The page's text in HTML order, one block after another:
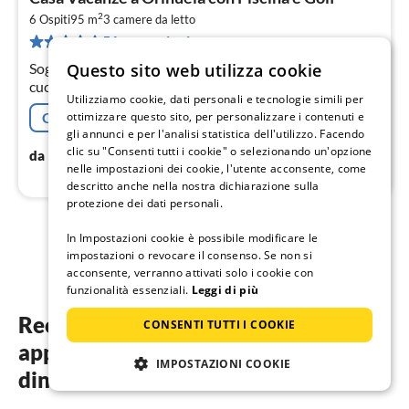
6 Ospiti95 m23 camere da letto
51 recensioni
Soggiorno(tavolo da pranzo), Angolo cottura(mobile
cucina(4 fuochi, ceramica), caffettiera, forno,
lavastoviglie, frigo con congelatore, lavatrice)
Cancellazione gratuita
da 56 € / notte
per
1 2
Recensioni degli ospiti dei nostri
appartamenti vacanza a Torrevieja e
dintorni
Questo sito web utilizza cookie
Utilizziamo cookie, dati personali e tecnologie simili per
ottimizzare questo sito, per personalizzare i contenuti e
gli annunci e per l'analisi statistica dell'utilizzo. Facendo
clic su "Consenti tutti i cookie" o selezionando un'opzione
nelle impostazioni dei cookie, l'utente acconsente, come
descritto anche nella nostra dichiarazione sulla
protezione dei dati personali.
In Impostazioni cookie è possibile modificare le
impostazioni o revocare il consenso. Se non si
acconsente, verranno attivati solo i cookie con
funzionalità essenziali. Leggi di più
CONSENTI TUTTI I COOKIE
IMPOSTAZIONI COOKIE